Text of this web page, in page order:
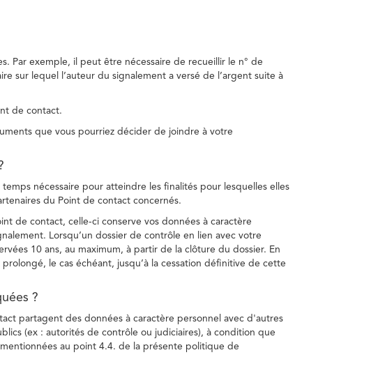
Par exemple, il peut être nécessaire de recueillir le n° de
sur lequel l’auteur du signalement a versé de l’argent suite à
de contact.
que vous pourriez décider de joindre à votre
nécessaire pour atteindre les finalités pour lesquelles elles
du Point de contact concernés.
de contact, celle-ci conserve vos données à caractère
Lorsqu’un dossier de contrôle en lien avec votre
10 ans, au maximum, à partir de la clôture du dossier. En
le cas échéant, jusqu’à la cessation définitive de cette
?
partagent des données à caractère personnel avec d'autres
(ex : autorités de contrôle ou judiciaires), à condition que
au point 4.4. de la présente politique de